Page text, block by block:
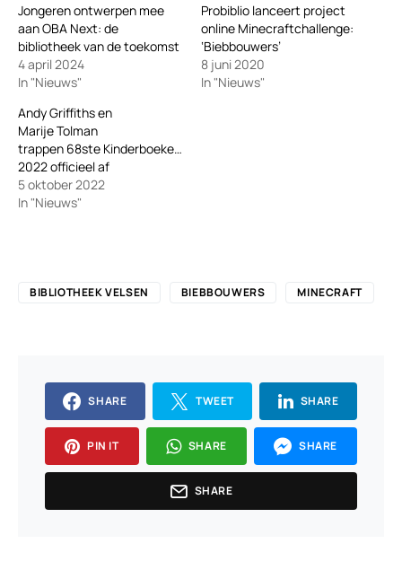
Jongeren ontwerpen mee
aan OBA Next: de
bibliotheek van de toekomst
4 april 2024
In "Nieuws"
Probiblio lanceert project
online Minecraftchallenge:
‘Biebbouwers’
8 juni 2020
In "Nieuws"
Andy Griffiths en
Marije Tolman
trappen 68ste Kinderboekenweek
2022 officieel af
5 oktober 2022
In "Nieuws"
BIBLIOTHEEK VELSEN BIEBBOUWERS MINECRAFT
SHARE TWEET SHARE
PIN IT SHARE SHARE
SHARE